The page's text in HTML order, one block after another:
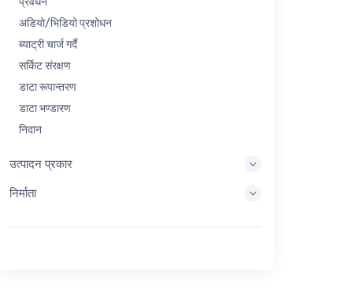
अडियो/भिडियो प्रशोधन
ब्याट्री चार्ज गर्दै
सर्किट संरक्षण
डाटा रूपान्तरण
डाटा भण्डारण
निदान
इम्बेडेड प्रशोधन
ऊर्जा सङ्कलन
उत्पादन प्रकार
निर्माता